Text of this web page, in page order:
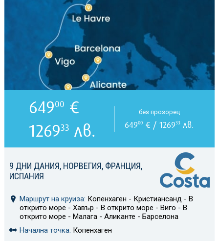
9 ДНИ ДАНИЯ, НОРВЕГИЯ, ФРАНЦИЯ,
ИСПАНИЯ
Маршрут на круиза: Копенхаген - Кристиансанд - В
открито море - Хавър - В открито море - Виго - В
открито море - Малага - Аликанте - Барселона
Начална точка: Копенхаген
64900 €
126933 лв.
без прозорец
64900 € / 126933 лв.